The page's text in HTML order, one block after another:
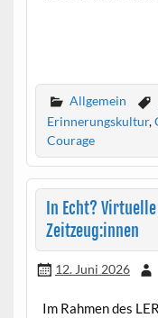
Allgemein
Erinnerungskultur,
Courage
In Echt?
Zeitzeug:innen
12. Juni 2026
Im Rahmen des